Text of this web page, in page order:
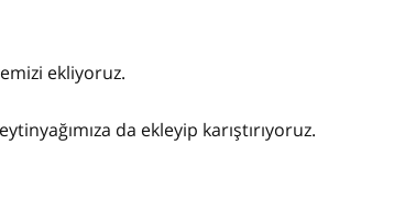
ekliyoruz.
da ekleyip karıştırıyoruz.